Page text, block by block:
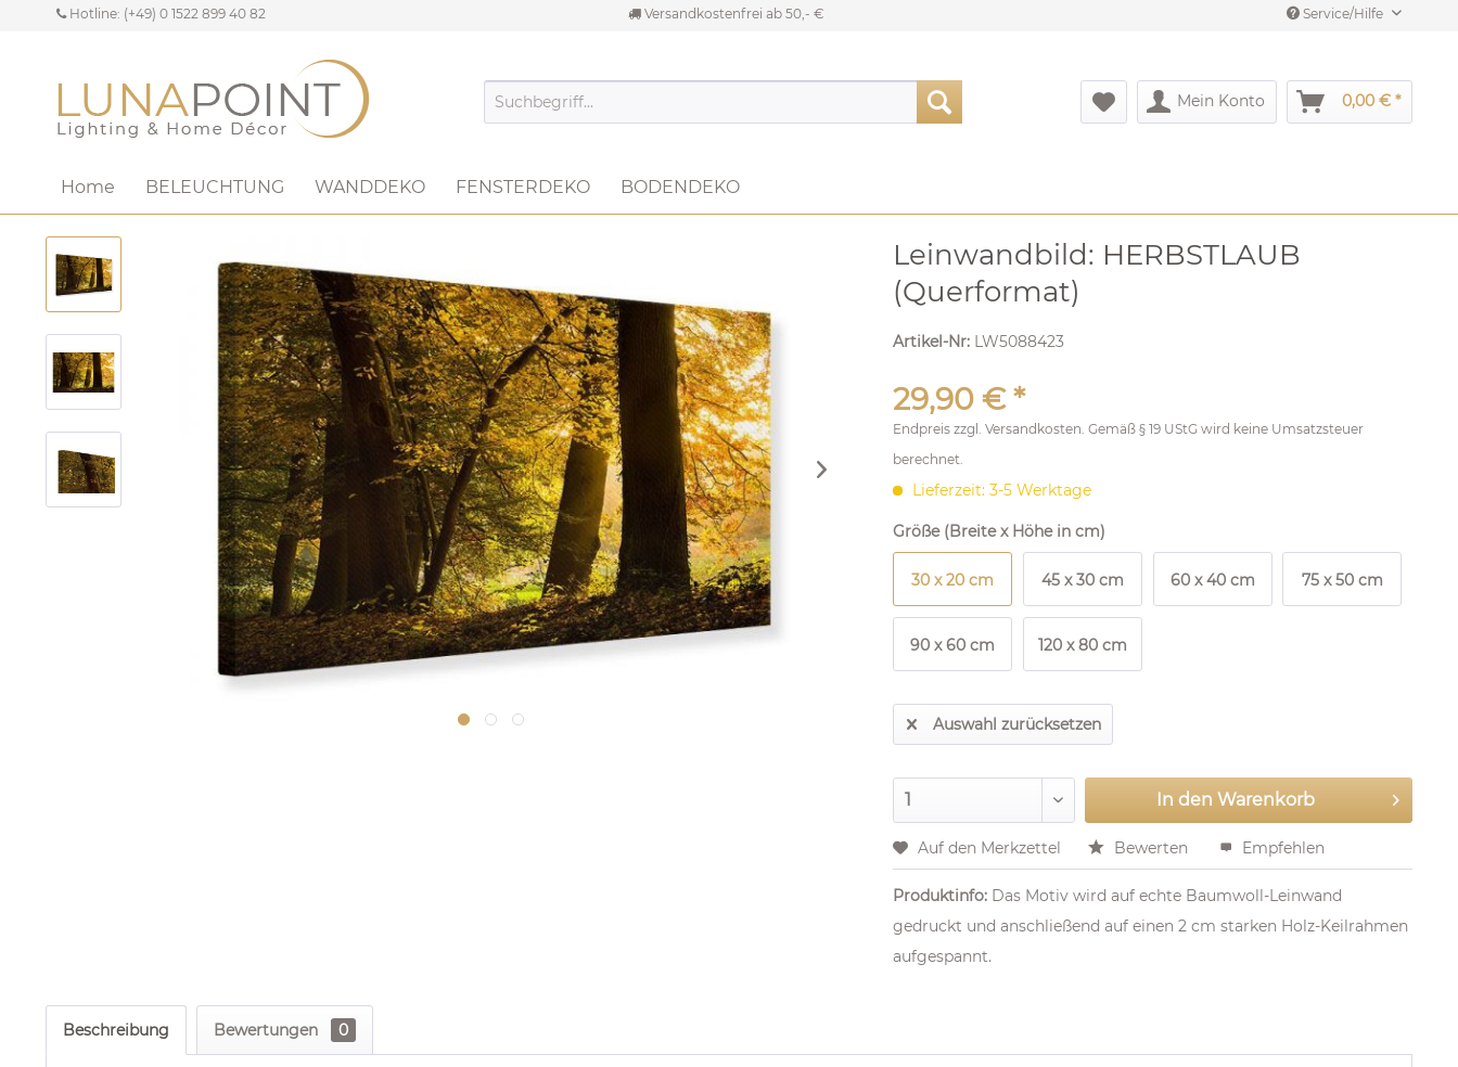
Hotline: (+49) 0 1522 899 40 82 Versandkostenfrei ab 50,- € Service/Hilfe
Mein Konto 0,00 € *
Home BELEUCHTUNG WANDDEKO FENSTERDEKO BODENDEKO
Leinwandbild: HERBSTLAUB
(Querformat)
Artikel-Nr: LW5088423
29,90 € *
Endpreis zzgl.Versandkosten. Gemäß § 19 UStG wird keine Umsatzsteuer
berechnet.
Lieferzeit: 3-5 Werktage
Größe (Breite x Höhe in cm)
30 x 20 cm 45 x 30 cm 60 x 40 cm 75 x 50 cm
90 x 60 cm 120 x 80 cm
Auswahl zurücksetzen
In den Warenkorb
Auf den Merkzettel Bewerten Empfehlen
Produktinfo: Das Motiv wird auf echte Baumwoll-Leinwand
gedruckt und anschließend auf einen 2 cm starken Holz-Keilrahmen
aufgespannt.
Beschreibung Bewertungen 0